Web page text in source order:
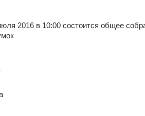
2016 в 10:00 состоится общее